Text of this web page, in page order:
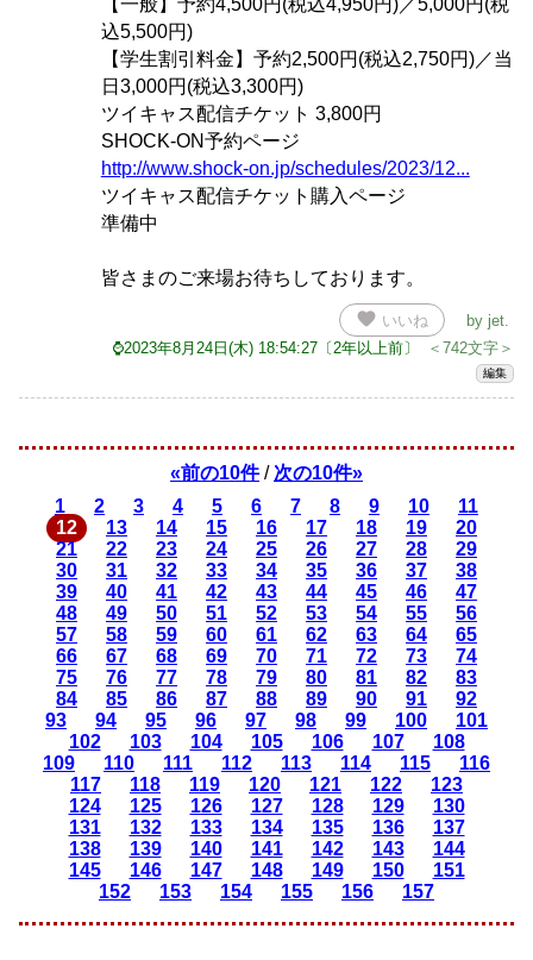
【一般】予約4,500円(税込4,950円)／5,000円(税
込5,500円)
【学生割引料金】予約2,500円(税込2,750円)／当
日3,000円(税込3,300円)
ツイキャス配信チケット 3,800円
SHOCK-ON予約ページ
http://www.shock-on.jp/schedules/2023/12...
ツイキャス配信チケット購入ページ
準備中
皆さまのご来場お待ちしております。
favorite いいね by jet
⌚2023年8月24日(木) 18:54:27〔2年以上前〕
＜742文字＞
編集
«前の10件 / 次の10件»
1
2 3 4 5 6 7 8 9 10
11
12
13 14 15 16 17 18 19
20
21
22 23 24 25 26 27 28
29
30
31 32 33 34 35 36 37
38
39
40 41 42 43 44 45 46
47
48
49 50 51 52 53 54 55
56
57
58 59 60 61 62 63 64
65
66
67 68 69 70 71 72 73
74
75
76 77 78 79 80 81 82
83
84
85 86 87 88 89 90 91
92
93
94 95 96 97 98 99 100
101
102
103 104 105 106 107
108
109
110 111 112 113 114 115
116
117
118 119 120 121 122
123
124
125 126 127 128 129
130
131
132 133 134 135 136
137
138
139 140 141 142 143
144
145
146 147 148 149 150
151
152
153 154 155 156 157